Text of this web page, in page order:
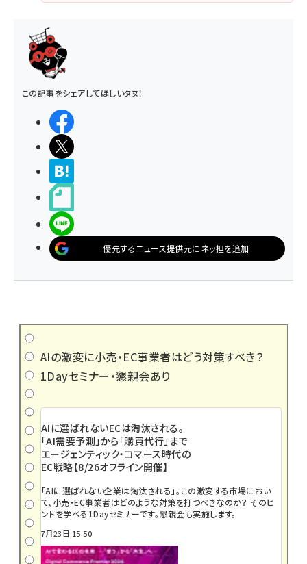
この記事をシェアしてほしいタヌ！
優先するニュース提供元にネッ担を追加
AIの激変に小売・EC事業者はどう対策すべき？
1Dayセミナー・懇親会あり
AIに選ばれないECは淘汰される。
「AI需要予測」から「購買代行」まで
エージェンティック・コマース時代の
EC戦略【8/26オフライン開催】
「AIに選ばれない企業は淘汰される」――。この激変する市場におい
て、小売・EC事業者はどのような対策を打つべきなのか？ そのヒ
ントを学べる1Dayセミナーです。懇親会も実施します。
7月23日 15:50